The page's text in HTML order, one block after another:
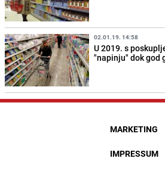
02.01.19. 14:58
U 2019. s
"napinju" dok god
MARKETING
IMPRESSUM